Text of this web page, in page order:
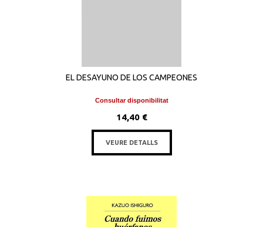
EL DESAYUNO DE LOS CAMPEONES
Consultar disponibilitat
14,40 €
VEURE DETALLS